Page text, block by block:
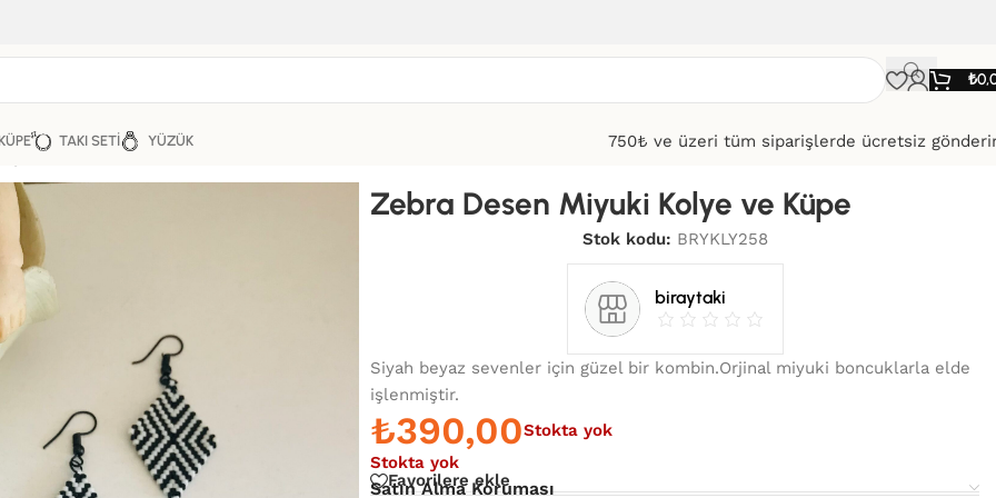
₺
TAKI SETI YÜZÜK
750₺ ve üzeri tüm siparişlerde ücretsiz
Zebra Desen Miyuki Kolye ve Küpe
Stok kodu: BRYKLY258
biraytaki
Siyah beyaz sevenler için güzel bir kombin.Orjinal miyuki boncuklarla elde
işlenmiştir.
₺390,00Stokta yok
Stokta yok
Favorilere ekle
Satın Alma Koruması